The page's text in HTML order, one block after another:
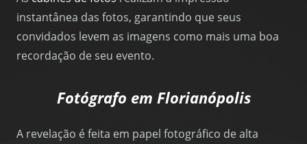
instantânea das fotos, garantindo que seus
convidados levem as imagens como mais uma boa
recordação de seu evento.
Fotógrafo em Florianópolis
A revelação é feita em papel fotográfico de alta